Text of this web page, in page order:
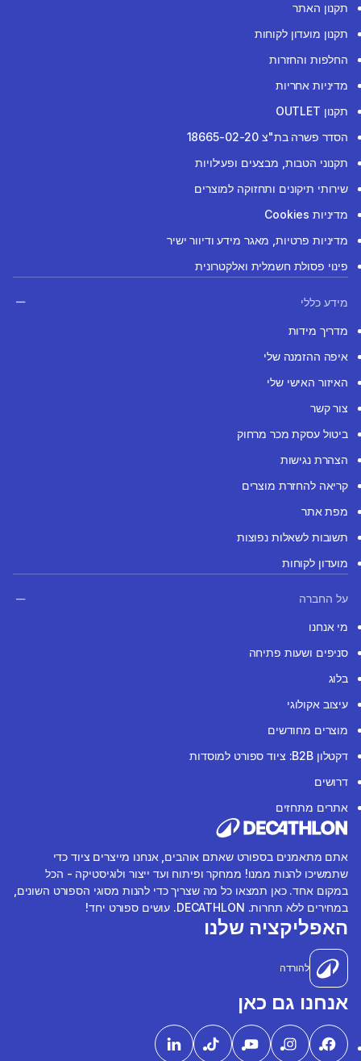
תקנון האתר
תקנון מועדון לקוחות
החלפות והחזרות
מדיניות אחריות
תקנון OUTLET
הסדר פשרה בת"צ 18665-02-20
תקנוני הטבות, מבצעים ופעילויות
שירותי תיקונים ותחזוקה למוצרים
מדיניות Cookies
מדיניות פרטיות, מאגר מידע ודיוור ישיר
פינוי פסולת חשמלית ואלקטרונית
מידע כללי
מדריך מידות
איפה ההזמנה שלי
האיזור האישי שלי
צור קשר
ביטול עסקת מכר מרחוק
הצהרת נגישות
קריאה להחזרת מוצרים
מפת אתר
תשובות לשאלות נפוצות
מועדון לקוחות
על החברה
מי אנחנו
סניפים ושעות פתיחה
בלוג
עיצוב אקולוגי
מוצרים מחודשים
דקטלון B2B: ציוד ספורט למוסדות
דרושים
אתרים מתחזים
אתם מתאמנים בספורט שאתם אוהבים, אנחנו מייצרים ציוד כדי
שתמשיכו להנות ממנו! ממחקר ופיתוח ועד ייצור ולוגיסטיקה - הכל
במקום אחד. כאן תמצאו כל מה שצריך כדי להנות מסוגי הספורט השונים,
במחירים ללא תחרות. DECATHLON. עושים ספורט יחד!
האפליקציה שלנו
להורדה
אנחנו גם כאן